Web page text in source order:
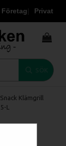
Företag Privat
Klämgrill
L